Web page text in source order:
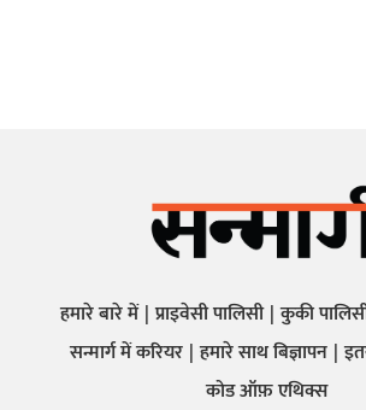
हमारे बारे में प्राइवेसी पालिसी कुकी
सन्मार्ग में करियर हमारे साथ बिज्ञापन
कोड ऑफ़ एथिक्स